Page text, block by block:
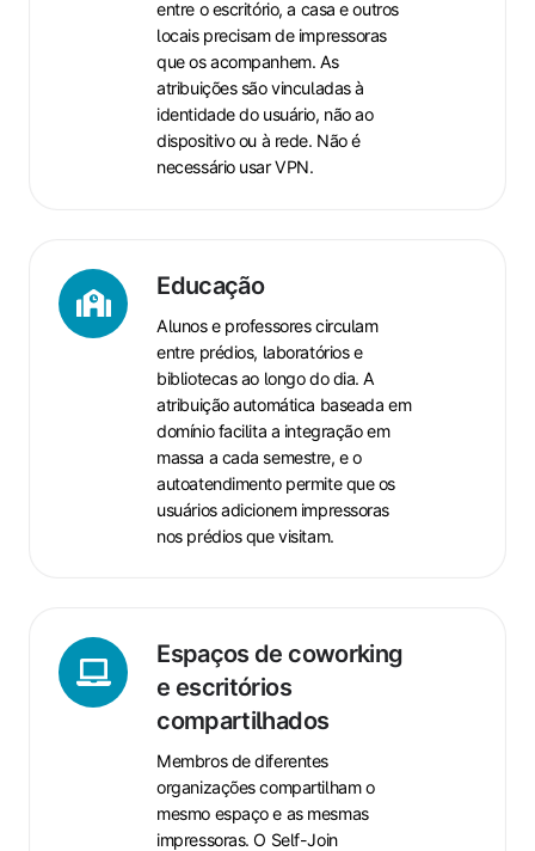
entre o escritório, a casa e outros
locais precisam de impressoras
que os acompanhem. As
atribuições são vinculadas à
identidade do usuário, não ao
dispositivo ou à rede. Não é
necessário usar VPN.
Educação
Alunos e professores circulam
entre prédios, laboratórios e
bibliotecas ao longo do dia. A
atribuição automática baseada em
domínio facilita a integração em
massa a cada semestre, e o
autoatendimento permite que os
usuários adicionem impressoras
nos prédios que visitam.
Espaços de coworking
e escritórios
compartilhados
Membros de diferentes
organizações compartilham o
mesmo espaço e as mesmas
impressoras. O Self-Join
coworking
compartilhados